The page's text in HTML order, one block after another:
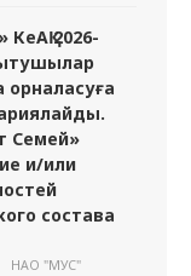
2026-
Семей»
и/или
состава
НАО "МУС"